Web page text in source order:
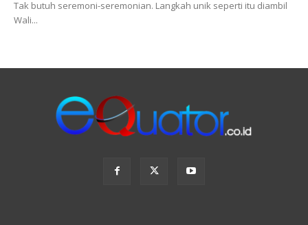
Tak butuh seremoni-seremonian. Langkah unik seperti itu diambil
Wali...